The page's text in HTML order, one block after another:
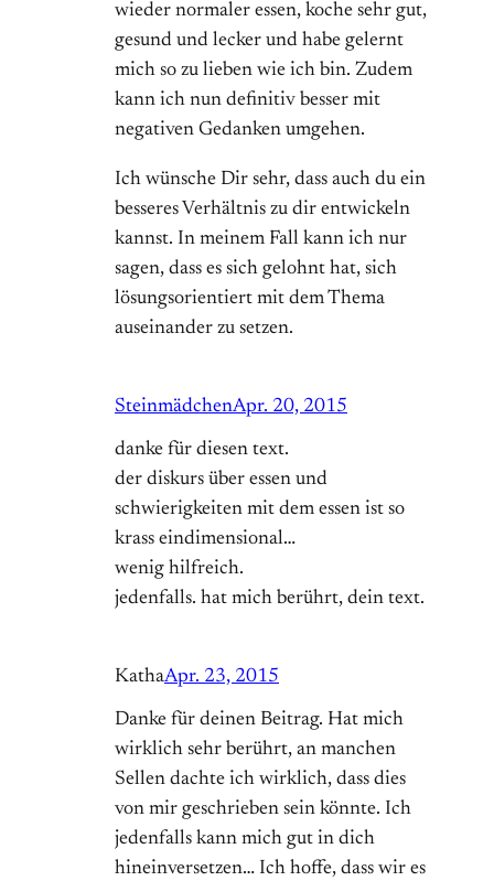
wieder normaler essen, koche sehr gut,
gesund und lecker und habe gelernt
mich so zu lieben wie ich bin. Zudem
kann ich nun definitiv besser mit
negativen Gedanken umgehen.
Ich wünsche Dir sehr, dass auch du ein
besseres Verhältnis zu dir entwickeln
kannst. In meinem Fall kann ich nur
sagen, dass es sich gelohnt hat, sich
lösungsorientiert mit dem Thema
auseinander zu setzen.
SteinmädchenApr. 20, 2015
danke für diesen text.
der diskurs über essen und
schwierigkeiten mit dem essen ist so
krass eindimensional…
wenig hilfreich.
jedenfalls. hat mich berührt, dein text.
KathaApr. 23, 2015
Danke für deinen Beitrag. Hat mich
wirklich sehr berührt, an manchen
Sellen dachte ich wirklich, dass dies
von mir geschrieben sein könnte. Ich
jedenfalls kann mich gut in dich
hineinversetzen… Ich hoffe, dass wir es